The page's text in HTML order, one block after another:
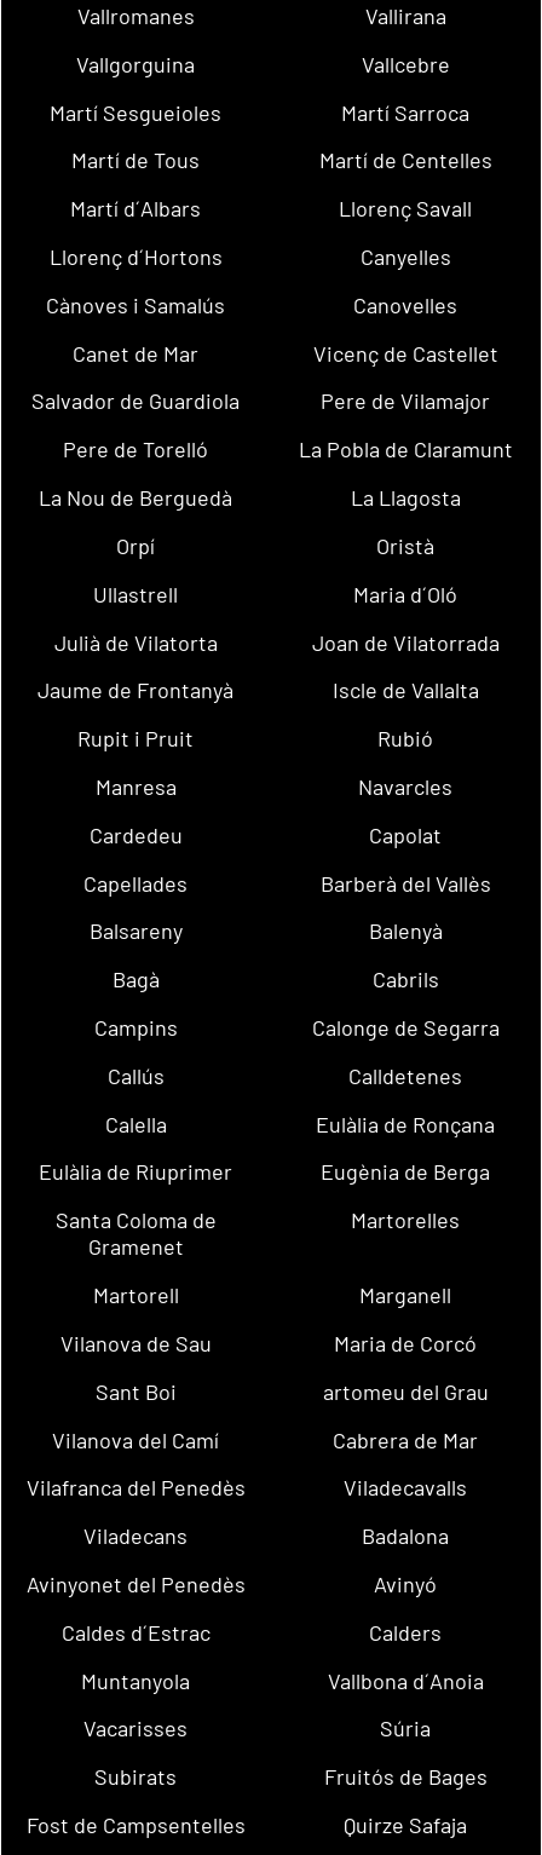
Vallromanes
Vallirana
Vallgorguina
Vallcebre
Martí Sesgueioles
Martí Sarroca
Martí de Tous
Martí de Centelles
Martí d´Albars
Llorenç Savall
Llorenç d´Hortons
Canyelles
Cànoves i Samalús
Canovelles
Canet de Mar
Vicenç de Castellet
Salvador de Guardiola
Pere de Vilamajor
Pere de Torelló
La Pobla de Claramunt
La Nou de Berguedà
La Llagosta
Orpí
Oristà
Ullastrell
Maria d´Oló
Julià de Vilatorta
Joan de Vilatorrada
Jaume de Frontanyà
Iscle de Vallalta
Rupit i Pruit
Rubió
Manresa
Navarcles
Cardedeu
Capolat
Capellades
Barberà del Vallès
Balsareny
Balenyà
Bagà
Cabrils
Campins
Calonge de Segarra
Callús
Calldetenes
Calella
Eulàlia de Ronçana
Eulàlia de Riuprimer
Eugènia de Berga
Santa Coloma de
Gramenet
Martorelles
Martorell
Marganell
Vilanova de Sau
Maria de Corcó
Sant Boi
artomeu del Grau
Vilanova del Camí
Cabrera de Mar
Vilafranca del Penedès
Viladecavalls
Viladecans
Badalona
Avinyonet del Penedès
Avinyó
Caldes d´Estrac
Calders
Muntanyola
Vallbona d´Anoia
Vacarisses
Súria
Subirats
Fruitós de Bages
Fost de Campsentelles
Quirze Safaja